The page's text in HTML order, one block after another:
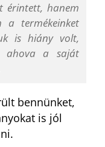
érintett, hanem
a termékeinket
is hiány volt,
ahova a saját
bennünket,
is jól